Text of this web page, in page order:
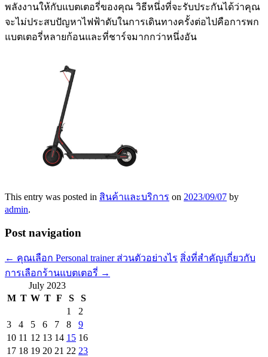
พลังงานให้กับแบตเตอรี่ของคุณ วิธีหนึ่งที่จะรับประกันได้ว่าคุณ
จะไม่ประสบปัญหาไฟฟ้าดับในการเดินทางครั้งต่อไปคือการพก
แบตเตอรี่หลายก้อนและที่ชาร์จมากกว่าหนึ่งอัน
This entry was posted in สินค้าและบริการ on 2023/09/07 by
admin.
Post navigation
← คุณเลือก Personal trainer ส่วนตัวอย่างไร สิ่งที่สำคัญเกี่ยวกับ
การเลือกร้านแบตเตอรี่ →
July 2023
M T W T F S
S
1
2
3
4 5 6 7 8
9
10 11 12 13 14 15 16
17 18 19 20 21 22 23